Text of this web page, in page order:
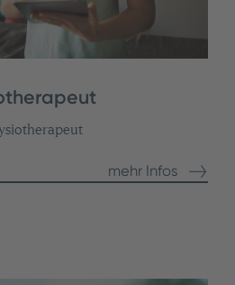
mehr Infos